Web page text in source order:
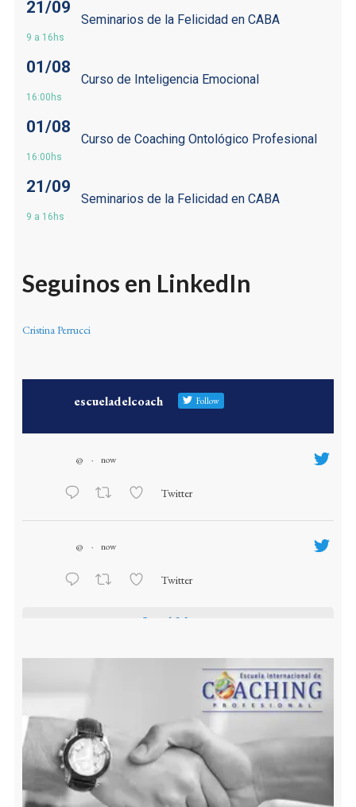
21/09
9 a 16hs
Seminarios de la Felicidad en CABA
01/08
16:00hs
Curso de Inteligencia Emocional
01/08
16:00hs
Curso de Coaching Ontológico Profesional
21/09
9 a 16hs
Seminarios de la Felicidad en CABA
Seguinos en LinkedIn
Cristina Perrucci
escueladelcoach Follow
@ · now
Twitter
@ · now
Twitter
Load More...